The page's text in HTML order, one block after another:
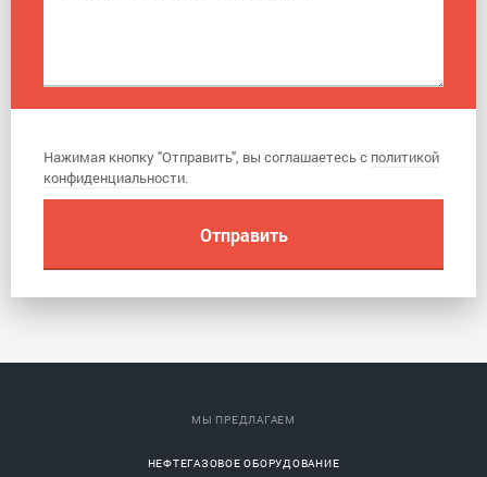
Нажимая кнопку "Отправить", вы соглашаетесь с политикой
конфиденциальности.
МЫ ПРЕДЛАГАЕМ
НЕФТЕГАЗОВОЕ ОБОРУДОВАНИЕ